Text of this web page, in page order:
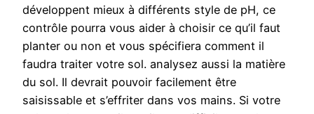
développent mieux à différents style de pH, ce
contrôle pourra vous aider à choisir ce qu’il faut
planter ou non et vous spécifiera comment il
faudra traiter votre sol. analysez aussi la matière
du sol. Il devrait pouvoir facilement être
saisissable et s’effriter dans vos mains. Si votre